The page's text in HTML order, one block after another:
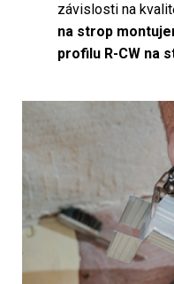
závislosti na
na strop
profilu R-CW na